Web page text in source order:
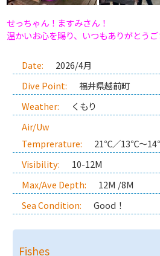
せっちゃん！ますみさん！
温かいお心を賜り、いつもありがとうご
Date:
2026/4月
Dive Point:
福井県越前町
Weather:
くもり
Air/Uw
Temprerature:
21℃／13℃～
Visibility:
10-12M
Max/Ave Depth:
12M /8M
Sea Condition:
Good！
Fishes